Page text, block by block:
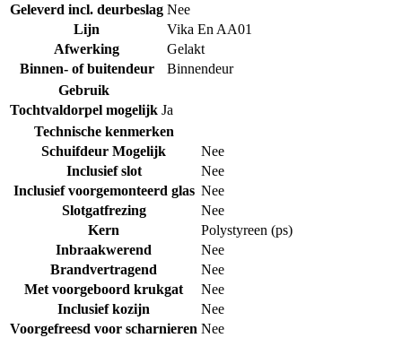
Geleverd incl. deurbeslag Nee
Lijn
Vika En AA01
Afwerking
Gelakt
Binnen- of buitendeur
Binnendeur
Gebruik
Tochtvaldorpel mogelijk Ja
Technische kenmerken
Schuifdeur Mogelijk
Nee
Inclusief slot
Nee
Inclusief voorgemonteerd glas Nee
Slotgatfrezing
Nee
Kern
Polystyreen (ps)
Inbraakwerend
Nee
Brandvertragend
Nee
Met voorgeboord krukgat
Nee
Inclusief kozijn
Nee
Voorgefreesd voor scharnieren Nee